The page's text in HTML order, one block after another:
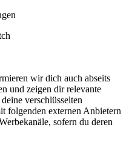
wir dich auch abseits
und zeigen dir relevante
verschlüsselten
folgenden externen Anbietern
sofern du deren